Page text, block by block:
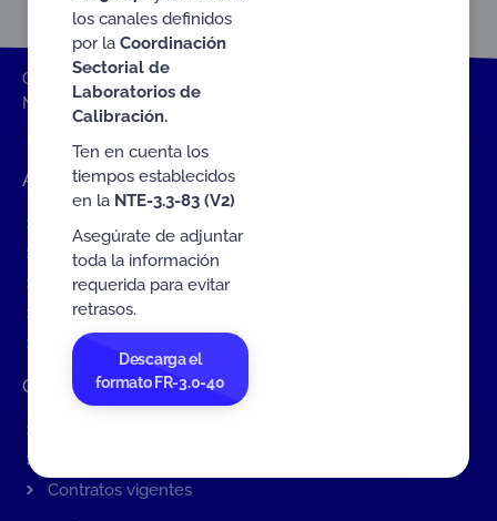
ONAC Inicio ONAC
NTE-3.3-58
Accesos rápidos
Tarifas MIT
Servicios de ONAC
Acredítate con ONAC
Documentos
Contratación de Bienes y Servicios
Contratos vigentes
los canales definidos
por la Coordinación
Sectorial de
Laboratorios de
Calibración.
Ten en cuenta los
tiempos establecidos
en la NTE-3.3-83 (V2)
Asegúrate de adjuntar
toda la información
requerida para evitar
retrasos.
Descarga el
formato FR-3.0-40